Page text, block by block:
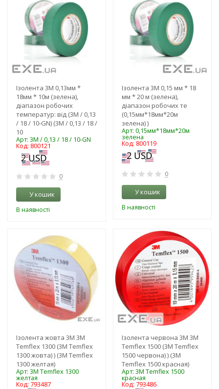
Ізолента 3M 0,13мм *
18мм * 10м (зелена),
діапазон робочих
температур: від (3M / 0,13
/ 18 / 10-GN) (3M / 0,13 / 18 /
10
Арт: 3M / 0,13 / 18 / 10-GN
Код: 800121
0
У кошик
В наявності
Ізолента 3M 0,15 мм * 18
мм * 20 м (зелена),
діапазон робочих те
(0,15мм*18мм*20м
зелена) )
Арт: 0,15мм*18мм*20м
зелена
Код: 800119
0
У кошик
В наявності
Ізолента жовта 3M 3М
Temflex 1300 (3М Temflex
1300 жовта) ) (3М Temflex
1300 желтая)
Арт: 3М Temflex 1300
желтая
Код: 793487
Ізолента червона 3M 3М
Temflex 1500 (3М Temflex
1500 червона) ) (3М
Temflex 1500 красная)
Арт: 3М Temflex 1500
красная
Код: 793486